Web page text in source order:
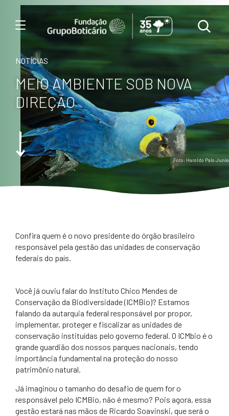
Menu
Foto: Haroldo Palo
NOTÍCIAS
MEIO AMBIENTE SOB NOVA
DIREÇÃO
​Confira quem é o novo presidente do órgão brasileiro
responsável pela gestão das unidades de conservação
federais do país.
Você já ouviu falar do Instituto Chico Mendes de
Conservação da Biodiversidade (ICMBio)? Estamos
falando da autarquia federal responsável por propor,
implementar, proteger e fiscalizar as unidades de
conservação instituídas pelo governo federal. O ICMbio é o
grande guardião dos nossos parques nacionais, tendo
importância fundamental na proteção do nosso
patrimônio natural.
Já imaginou o tamanho do desafio de quem for o
responsável pelo ICMBio, não é mesmo? Pois agora, essa
gestão estará nas mãos de Ricardo Soavinski, que será o